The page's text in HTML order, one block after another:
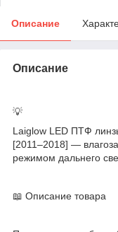
Описание
Описание
💡
Laiglow LED ПТФ
[2011–2018] —
режимом дальнего
📖 Описание товара